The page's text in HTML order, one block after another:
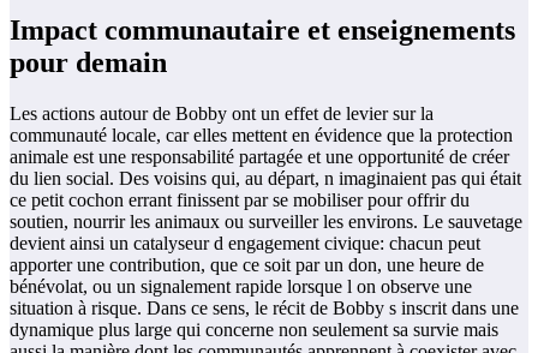
Impact communautaire et enseignements
pour demain
Les actions autour de Bobby ont un effet de levier sur la
communauté locale, car elles mettent en évidence que la protection
animale est une responsabilité partagée et une opportunité de créer
du lien social. Des voisins qui, au départ, n imaginaient pas qui était
ce petit cochon errant finissent par se mobiliser pour offrir du
soutien, nourrir les animaux ou surveiller les environs. Le sauvetage
devient ainsi un catalyseur d engagement civique: chacun peut
apporter une contribution, que ce soit par un don, une heure de
bénévolat, ou un signalement rapide lorsque l on observe une
situation à risque. Dans ce sens, le récit de Bobby s inscrit dans une
dynamique plus large qui concerne non seulement sa survie mais